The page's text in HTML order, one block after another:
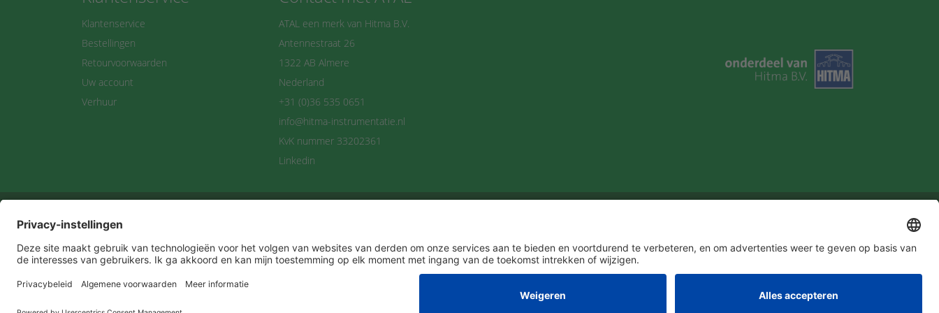
Klantenservice
Bestellingen
Retourvoorwaarden
Uw account
Verhuur
ATAL een merk van Hitma B.V.
Antennestraat 26
1322 AB Almere
Nederland
+31 (0)36 535 0651
info@hitma-instrumentatie.nl
KvK nummer 33202361
Linkedin
Ik ga akkoord met het